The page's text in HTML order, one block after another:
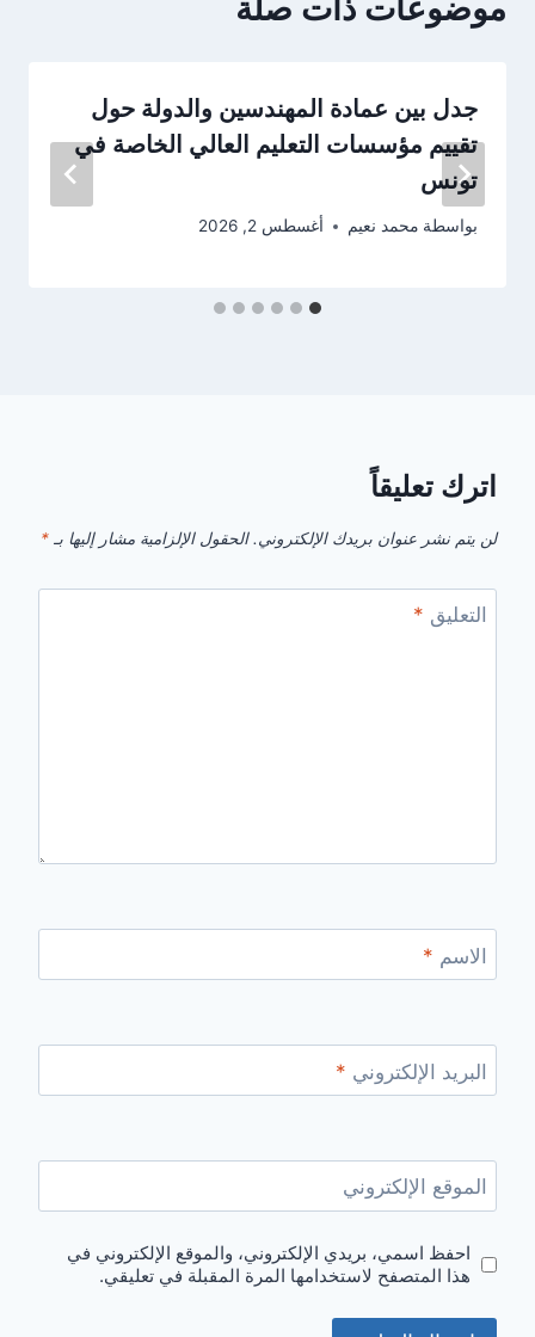
جدل بين عمادة المهندسين والدولة حول
تقييم مؤسسات التعليم العالي الخاصة في
تونس
بواسطة محمد نعيم أغسطس 2, 2026
اترك تعليقاً
لن يتم نشر عنوان بريدك الإلكتروني. الحقول الإلزامية مشار إليها بـ *
التعليق *
الاسم *
البريد الإلكتروني *
الموقع الإلكتروني
احفظ اسمي، بريدي الإلكتروني، والموقع الإلكتروني في
هذا المتصفح لاستخدامها المرة المقبلة في تعليقي.